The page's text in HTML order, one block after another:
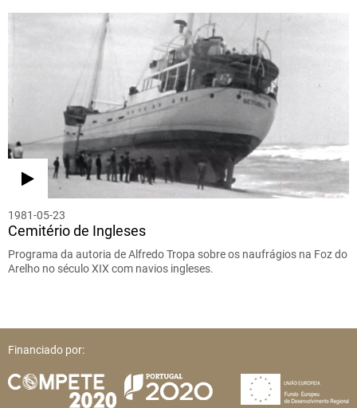
1981-05-23
Cemitério de Ingleses
Programa da autoria de Alfredo Tropa sobre os naufrágios na Foz do
Arelho no século XIX com navios ingleses.
Financiado por: